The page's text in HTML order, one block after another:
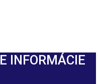
INFORMÁCIE